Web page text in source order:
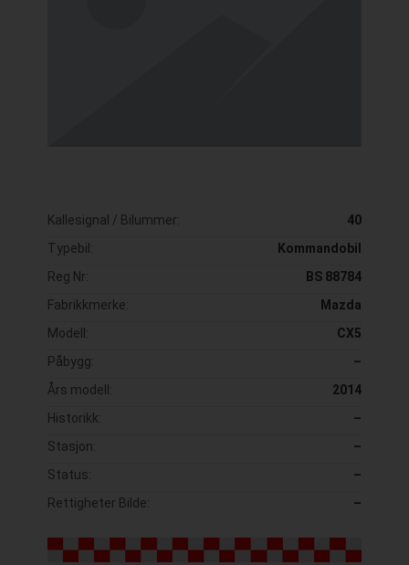
Kallesignal / Bilummer:
40
Typebil:
Kommandobil
Reg Nr:
BS 88784
Fabrikkmerke:
Mazda
Modell:
CX5
Påbygg:
–
Års modell:
2014
Historikk:
–
Stasjon:
–
Status:
–
Rettigheter Bilde:
–